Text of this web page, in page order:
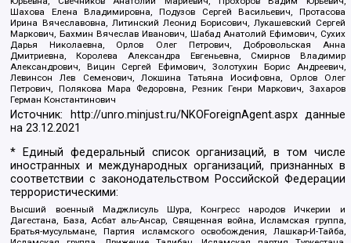
Шахова Елена Владимировна, Подузов Сергей Васильевич, Протасова
Ирина Вячеславовна, Литинский Леонид Борисович, Лукашевский Сергей
Маркович, Бахмин Вячеслав Иванович, Шабад Анатолий Ефимович, Сухих
Дарья Николаевна, Орлов Олег Петрович, Добровольская Анна
Дмитриевна, Королева Александра Евгеньевна, Смирнов Владимир
Александрович, Вицин Сергей Ефимович, Золотухин Борис Андреевич,
Левинсон Лев Семенович, Локшина Татьяна Иосифовна, Орлов Олег
Петрович, Полякова Мара Федоровна, Резник Генри Маркович, Захаров
Герман Константинович
Источник: http://unro.minjust.ru/NKOForeignAgent.aspxданные
на23.12.2021
* Единый федеральный список организаций, в том числе
иностранных и международных организаций, признанных в
соответствии с законодательством Российской Федерации
террористическими:
Высший военный Маджлисуль Шура, Конгресс народов Ичкерии и
Дагестана, База, Асбат аль-Ансар, Священная война, Исламская группа,
Братья-мусульмане, Партия исламского освобождения, Лашкар-И-Тайба,